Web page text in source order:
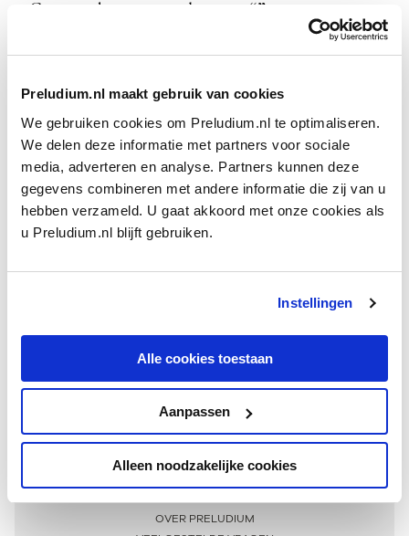
Preludium.nl maakt gebruik van cookies
We gebruiken cookies om Preludium.nl te optimaliseren.
We delen deze informatie met partners voor sociale
media, adverteren en analyse. Partners kunnen deze
gegevens combineren met andere informatie die zij van u
hebben verzameld. U gaat akkoord met onze cookies als
u Preludium.nl blijft gebruiken.
Instellingen
Alle cookies toestaan
Aanpassen
Alleen noodzakelijke cookies
Geen resultaten gevonden voor “”.
Meer informatie
OVER PRELUDIUM